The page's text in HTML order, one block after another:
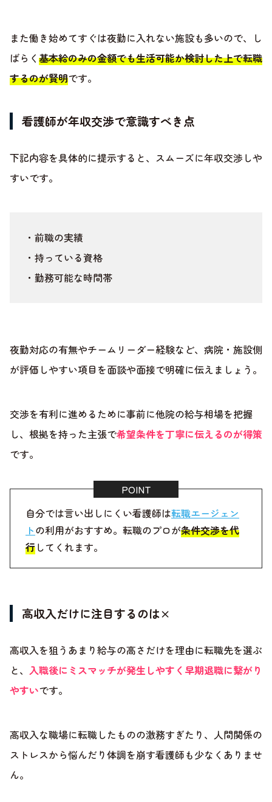
また働き始めてすぐは夜勤に入れない施設も多いので、し
ばらく 基本給のみの金額でも生活可能か検討した上で転職
するのが賢明です。
看護師が年収交渉で意識すべき点
下記内容を具体的に提示すると、スムーズに年収交渉しや
すいです。
・前職の実績
・持っている資格
・勤務可能な時間帯
夜勤対応の有無やチームリーダー経験など、病院・施設側
が評価しやすい項目を面談や面接で明確に伝えましょう。
交渉を有利に進めるために事前に他院の給与相場を把握
し、根拠を持った主張で希望条件を丁寧に伝えるのが得策
です。
自分では言い出しにくい看護師は転職エージェン
トの利用がおすすめ。転職のプロが条件交渉を代
行してくれます。
高収入だけに注目するのは×
高収入を狙うあまり給与の高さだけを理由に転職先を選ぶ
と、 入職後にミスマッチが発生しやすく早期退職に繋がり
やすいです。
高収入な職場に転職したものの激務すぎたり、人間関係の
ストレスから悩んだり体調を崩す看護師も少なくありませ
ん。